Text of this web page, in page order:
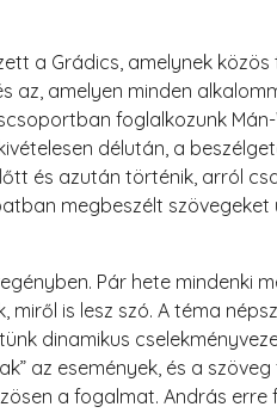
a Grádics, amelynek
az, amelyen minden
foglalkozunk
délután, a
és azután történik, arról
megbeszélt
Pár hete mindenki
miről is lesz szó. A téma
dinamikus
az események, és a
a fogalmat. András erre